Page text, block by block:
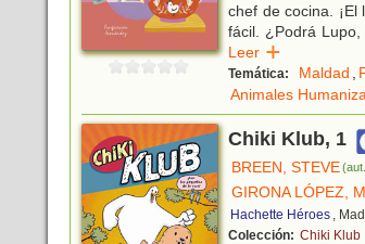
chef de cocina.
fácil. ¿Podrá
Leer
Temática: Maldad ,
Animales
Chiki Klub, 1
BREEN, STEVE
GIRONA LÓPEZ,
Hachette Héroes ,
Colección: Chiki Klub